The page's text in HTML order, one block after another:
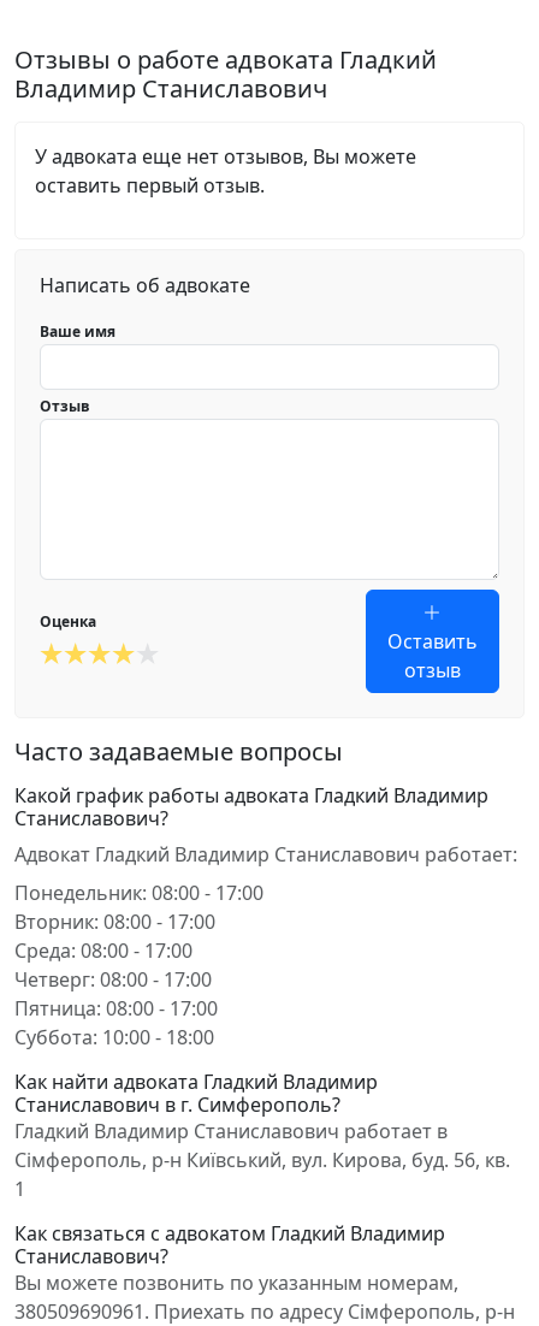
Отзывы о работе адвоката Гладкий
Владимир Станиславович
У адвоката еще нет отзывов, Вы можете
оставить первый отзыв.
Написать об адвокате
Ваше имя
Отзыв
Оценка
Оставить
отзыв
Часто задаваемые вопросы
Какой график работы адвоката Гладкий Владимир
Станиславович?
Адвокат Гладкий Владимир Станиславович работает:
Понедельник: 08:00 - 17:00
Вторник: 08:00 - 17:00
Среда: 08:00 - 17:00
Четверг: 08:00 - 17:00
Пятница: 08:00 - 17:00
Суббота: 10:00 - 18:00
Как найти адвоката Гладкий Владимир
Станиславович в г. Симферополь?
Гладкий Владимир Станиславович работает в
Сімферополь, р-н Київський, вул. Кирова, буд. 56, кв.
1
Как связаться с адвокатом Гладкий Владимир
Станиславович?
Вы можете позвонить по указанным номерам,
380509690961. Приехать по адресу Сімферополь, р-н